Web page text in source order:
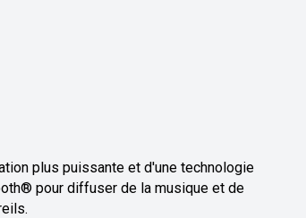
plus puissante et d'une technologie
pour diffuser de la musique et de